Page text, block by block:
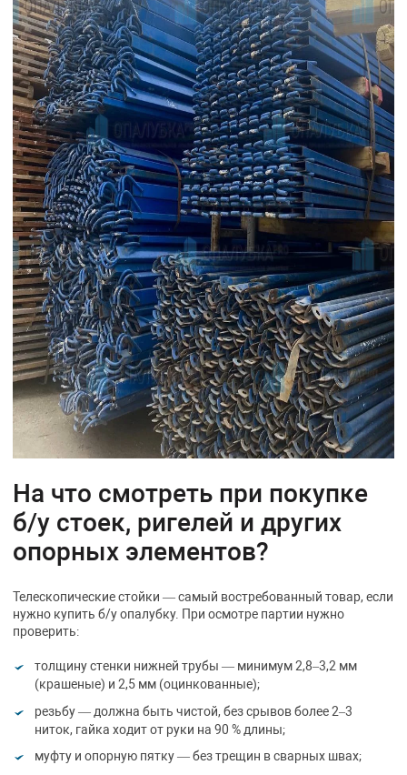
На что смотреть при покупке
б/у стоек, ригелей и других
опорных элементов?
Телескопические стойки — самый востребованный товар, если
нужно купить б/у опалубку. При осмотре партии нужно
проверить:
толщину стенки нижней трубы — минимум 2,8–3,2 мм
(крашеные) и 2,5 мм (оцинкованные);
резьбу — должна быть чистой, без срывов более 2–3
ниток, гайка ходит от руки на 90 % длины;
муфту и опорную пятку — без трещин в сварных швах;